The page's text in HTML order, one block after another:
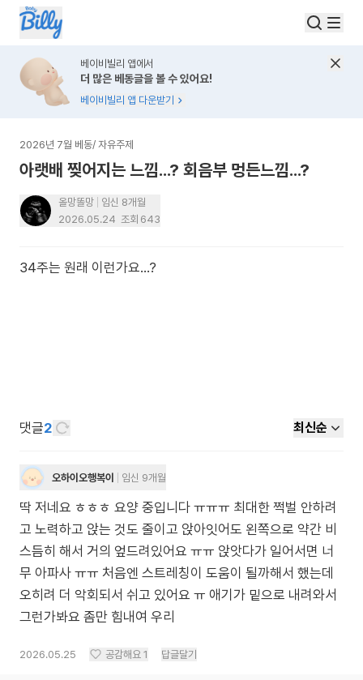
베이비빌리 앱에서
더 많은 베동글을 볼 수 있어요!
베이비빌리 앱 다운받기
2026년 7월 베동/ 자유주제
아랫배 찢어지는 느낌...? 회음부 멍든느낌...?
올망똘망
임신 8개월
2026.05.24 조회 643
34주는 원래 이런가요...?
댓글2 최신순
오하이오행복이 임신 9개월
딱 저네요 ㅎㅎㅎ 요양 중입니다 ㅠㅠㅠ 최대한 쩍벌 안하려
고 노력하고 앉는 것도 줄이고 앉아잇어도 왼쪽으로 약간 비
스듬히 해서 거의 엎드려있어요 ㅠㅠ 앉앗다가 일어서면 너
무 아파사 ㅠㅠ 처음엔 스트레칭이 도움이 될까해서 했는데
오히려 더 악회되서 쉬고 있어요 ㅠ 애기가 밑으로 내려와서
그런가봐요 좀만 힘내여 우리
2026.05.25 공감해요 1 답글달기